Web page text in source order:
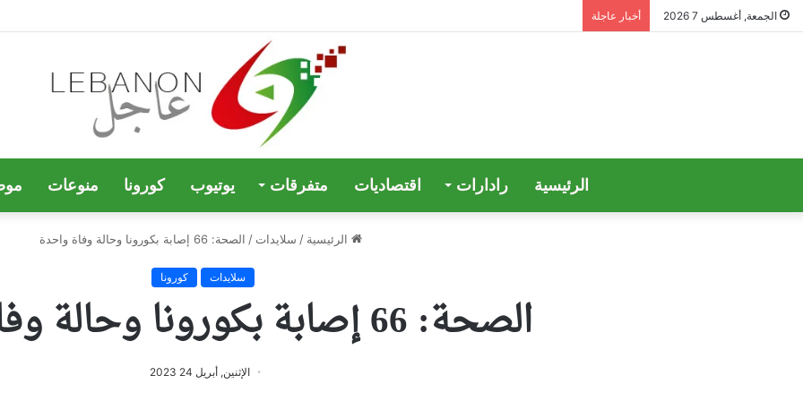
الجمعة, أغسطس 7 2026 أخبار عاجلة
الرئيسية رادارات اقتصاديات متفرقات يوتيوب كورونا منوعات
الرئيسية / سلايدات / الصحة: 66 إصابة بكورونا وحالة وفاة واحدة
سلايدات كورونا
الصحة: 66 إصابة بكورونا وحالة وفاة واحدة
الإثنين, أبريل 24 2023